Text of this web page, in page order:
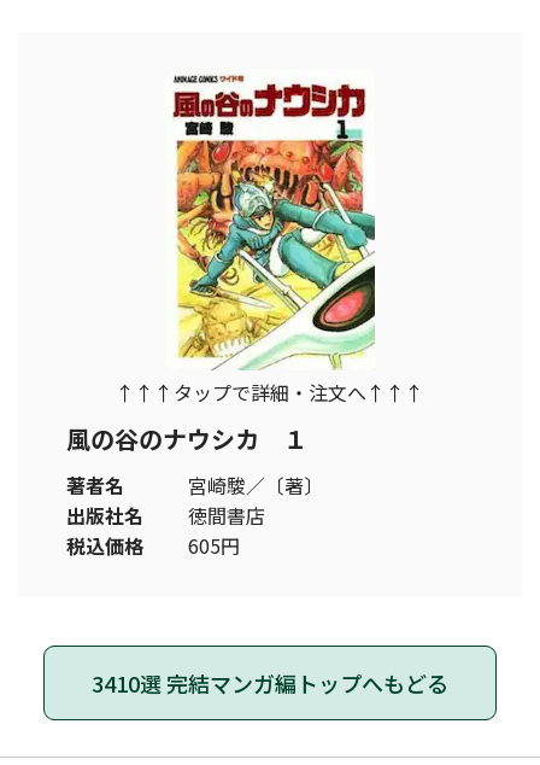
↑↑↑タップで詳細・注文へ↑↑↑
風の谷のナウシカ １
著者名
宮崎駿／〔著〕
出版社名
徳間書店
税込価格
605円
3410選 完結マンガ編トップへもどる